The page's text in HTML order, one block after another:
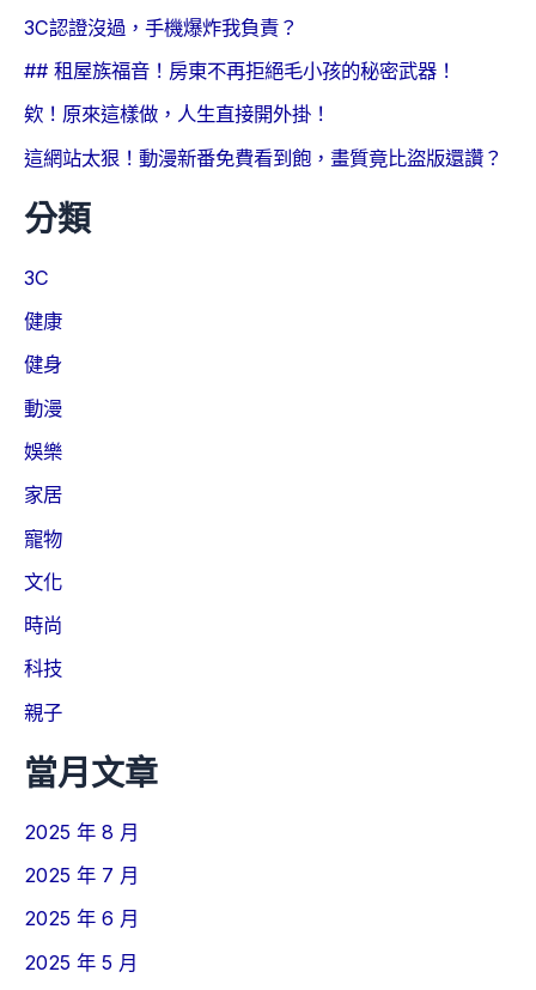
3C認證沒過，手機爆炸我負責？
## 租屋族福音！房東不再拒絕毛小孩的秘密武器！
欸！原來這樣做，人生直接開外掛！
這網站太狠！動漫新番免費看到飽，畫質竟比盜版還讚？
分類
3C
健康
健身
動漫
娛樂
家居
寵物
文化
時尚
科技
親子
當月文章
2025 年 8 月
2025 年 7 月
2025 年 6 月
2025 年 5 月